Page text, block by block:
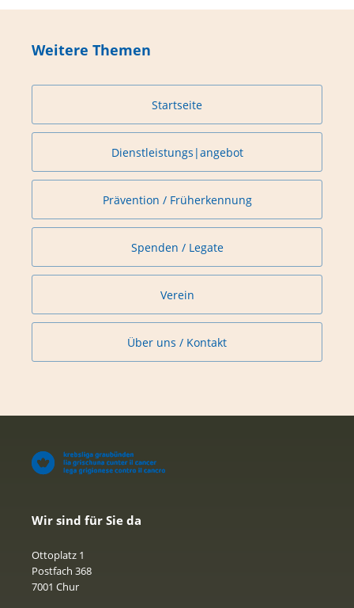
Weitere Themen
Startseite
Dienstleistungs|angebot
Prävention / Früherkennung
Spenden / Legate
Verein
Über uns / Kontakt
Wir sind für Sie da
Ottoplatz 1
Postfach 368
7001 Chur